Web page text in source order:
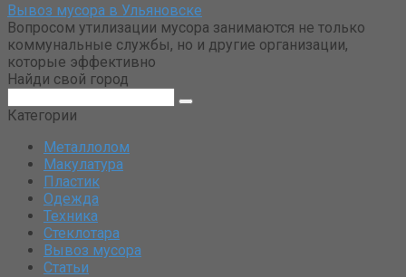
Вывоз мусора в Ульяновске
Вопросом утилизации мусора занимаются не только
коммунальные службы, но и другие организации,
которые эффективно
Найди свой город
Категории
Металлолом
Макулатура
Пластик
Одежда
Техника
Стеклотара
Вывоз мусора
Статьи